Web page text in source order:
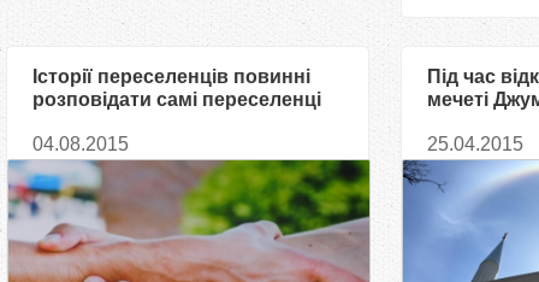
Історії переселенців повинні
розповідати самі переселенці
04.08.2015
Під час
мечеті
25.04.2015